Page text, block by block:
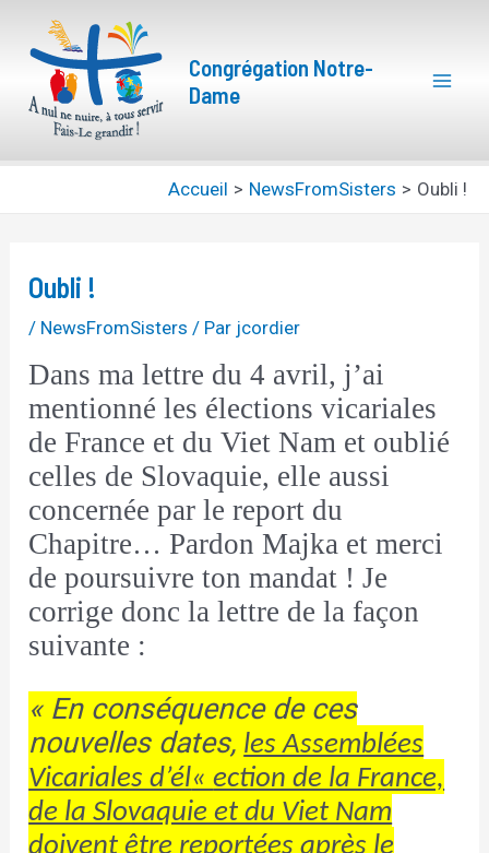
contenu
Congrégation Notre-
Dame
Accueil NewsFromSisters Oubli !
Oubli !
/ NewsFromSisters / Par jcordier
Dans ma lettre du 4 avril, j’ai
mentionné les élections vicariales
de France et du Viet Nam et oublié
celles de Slovaquie, elle aussi
concernée par le report du
Chapitre… Pardon Majka et merci
de poursuivre ton mandat ! Je
corrige donc la lettre de la façon
suivante :
« En conséquence de ces
nouvelles dates, les Assemblées
Vicariales d’él«ection de la France,
de la Slovaquie et du Viet Nam
Navigation
des
articles